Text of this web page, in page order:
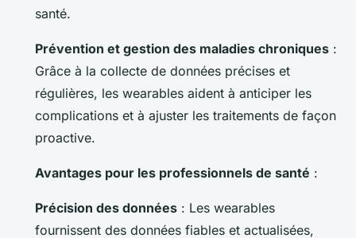
santé.
Prévention et gestion des maladies chroniques :
Grâce à la collecte de données précises et
régulières, les wearables aident à anticiper les
complications et à ajuster les traitements de façon
proactive.
Avantages pour les professionnels de santé :
Précision des données : Les wearables
fournissent des données fiables et actualisées,